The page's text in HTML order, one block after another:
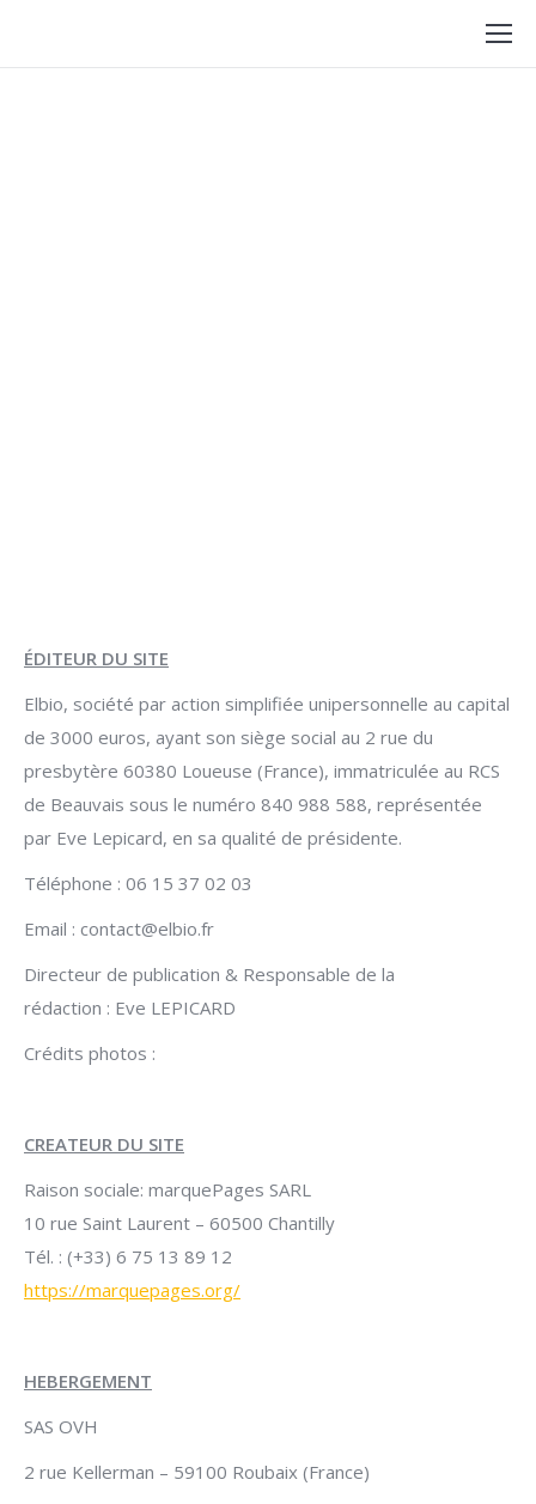
ÉDITEUR DU SITE
Elbio, société par action simplifiée unipersonnelle au capital
de 3000 euros, ayant son siège social au 2 rue du
presbytère 60380 Loueuse (France), immatriculée au RCS
de Beauvais sous le numéro 840 988 588, représentée
par Eve Lepicard, en sa qualité de présidente.
Téléphone : 06 15 37 02 03
Email : contact@elbio.fr
Directeur de publication & Responsable de la
rédaction : Eve LEPICARD
Crédits photos :
CREATEUR DU SITE
Raison sociale: marquePages SARL
10 rue Saint Laurent – 60500 Chantilly
Tél. : (+33) 6 75 13 89 12
https://marquepages.org/
HEBERGEMENT
SAS OVH
2 rue Kellerman – 59100 Roubaix (France)